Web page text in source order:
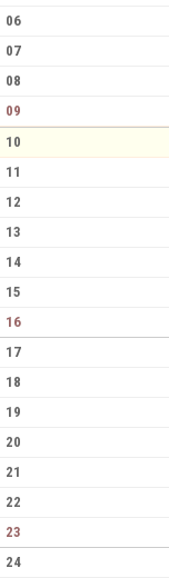
06
07
08
09
10
11
12
13
14
15
16
17
18
19
20
21
22
23
24